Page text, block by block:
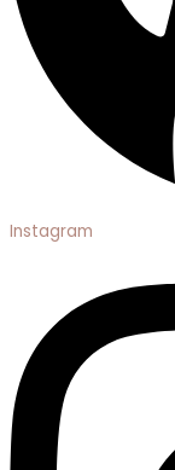
Instagram